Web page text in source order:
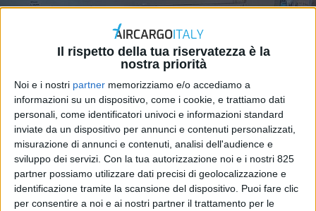
Il rispetto della tua riservatezza è la
nostra priorità
Noi e i nostri partner memorizziamo e/o accediamo a
informazioni su un dispositivo, come i cookie, e trattiamo dati
personali, come identificatori univoci e informazioni standard
inviate da un dispositivo per annunci e contenuti personalizzati,
misurazione di annunci e contenuti, analisi dell'audience e
sviluppo dei servizi. Con la tua autorizzazione noi e i nostri 825
partner possiamo utilizzare dati precisi di geolocalizzazione e
identificazione tramite la scansione del dispositivo. Puoi fare clic
per consentire a noi e ai nostri partner il trattamento per le